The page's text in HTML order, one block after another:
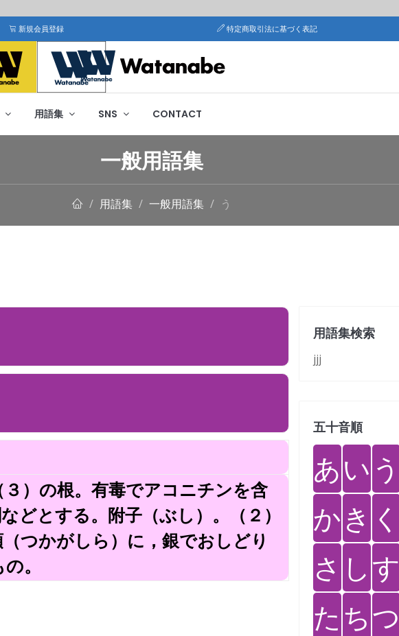
新規会員登録 特定商取引法に基づく表記
用語集 SNS CONTACT
一般用語集
用語集 一般用語集 う
３）の根。有毒でアコニチンを含
どとする。附子（ぶし）。（２）
つかがしら）に，銀でおしどり
。
用語集検索
jjj
五十音順
あい う
かき く
さ しす
た ちつ